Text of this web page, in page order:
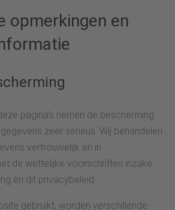
opmerkingen en
pagina's nemen de bescherming
zeer serieus. Wij behandelen
vertrouwelijk en in
de wettelijke voorschriften inzake
en dit privacybeleid.
gebruikt, worden verschillende